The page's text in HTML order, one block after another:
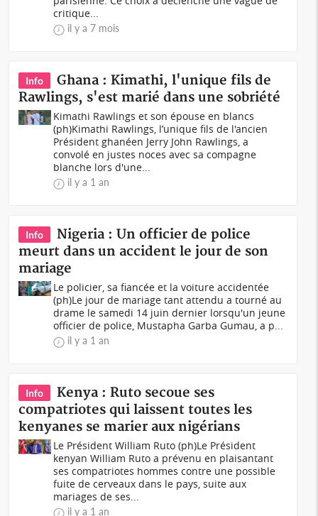
critique...
il y a 7 mois
Info
Ghana : Kimathi, l'unique fils de
Rawlings, s'est marié dans une sobriété
Kimathi Rawlings et son épouse en blancs
(ph)Kimathi Rawlings, l’unique fils de l'ancien
Président ghanéen Jerry John Rawlings, a
convolé en justes noces avec sa compagne
blanche lors d'une...
il y a 1 an
Info
Nigeria : Un officier de police
meurt dans un accident le jour de son
mariage
Le policier, sa fiancée et la voiture accidentée
(ph)Le jour de mariage tant attendu a tourné au
drame le samedi 14 juin dernier lorsqu'un jeune
officier de police, Mustapha Garba Gumau, a p...
il y a 1 an
Info
Kenya : Ruto secoue ses
compatriotes qui laissent toutes les
kenyanes se marier aux nigérians
Le Président William Ruto (ph)Le Président
kenyan William Ruto a prévenu en plaisantant
ses compatriotes hommes contre une possible
fuite de cerveaux dans le pays, suite aux
mariages de ses...
il y a 1 an